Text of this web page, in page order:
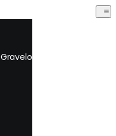
Gravelo